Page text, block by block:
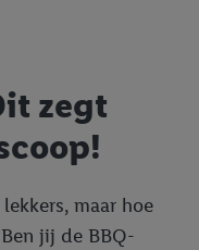
zegt
maar hoe
jij de BBQ-